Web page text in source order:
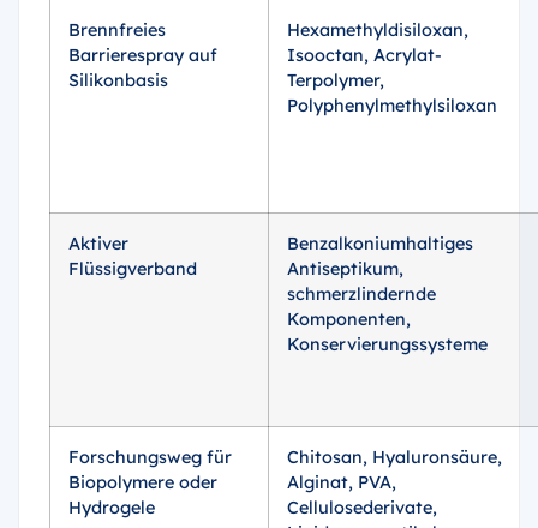
Brennfreies
Barrierespray auf
Silikonbasis
Hexamethyldisiloxan,
Isooctan, Acrylat-
Terpolymer,
Polyphenylmethylsiloxan
Aktiver
Flüssigverband
Benzalkoniumhaltiges
Antiseptikum,
schmerzlindernde
Komponenten,
Konservierungssysteme
Forschungsweg für
Biopolymere oder
Hydrogele
Chitosan, Hyaluronsäure,
Alginat, PVA,
Cellulosederivate,